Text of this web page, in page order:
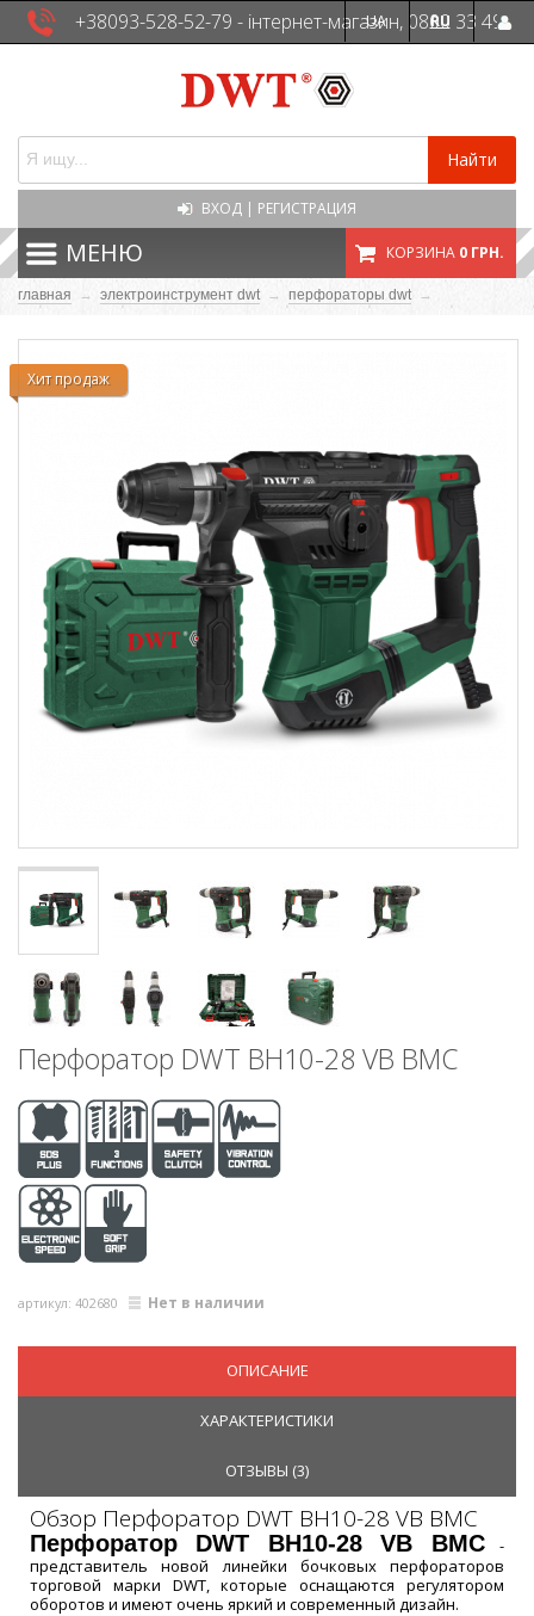
+38093-528-52-79 - інтернет-магазин, 0800 33 49
UA RU
Найти
ВХОД | РЕГИСТРАЦИЯ
МЕНЮ КОРЗИНА 0 ГРН.
главная → электроинструмент dwt → перфораторы dwt →
Хит продаж
Перфоратор DWT BH10-28 VB BMC
артикул: 402680 Нет в наличии
ОПИСАНИЕ
ХАРАКТЕРИСТИКИ
ОТЗЫВЫ (3)
Обзор Перфоратор DWT BH10-28 VB BMC
Перфоратор DWT BH10-28 VB BMC-
представитель новой линейки бочковых перфораторов
торговой марки DWT, которые оснащаются регулятором
оборотов и имеют очень яркий и современный дизайн.